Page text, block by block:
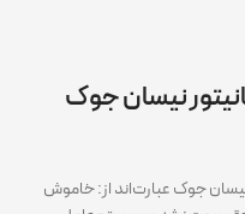
نیسان جوک
جوک عبارت‌اند از: خاموش